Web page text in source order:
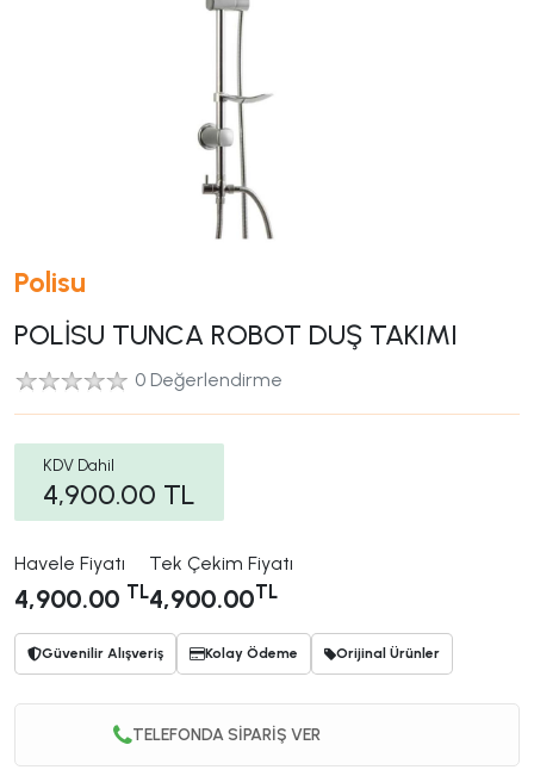
Polisu
POLİSU TUNCA ROBOT DUŞ TAKIMI
0 Değerlendirme
KDV Dahil
4,900.00 TL
Havele Fiyatı
4,900.00 TL
Tek Çekim Fiyatı
4,900.00TL
Güvenilir Alışveriş Kolay Ödeme Orijinal Ürünler
TELEFONDA SİPARİŞ VER